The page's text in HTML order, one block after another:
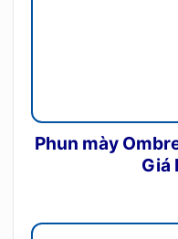
Phun mày
Giá